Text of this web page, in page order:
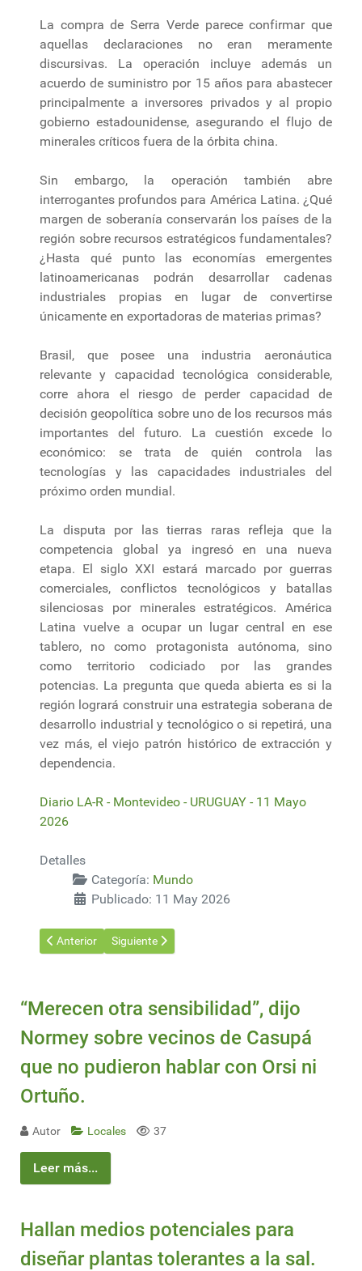
La compra de Serra Verde parece confirmar que
aquellas declaraciones no eran meramente
discursivas. La operación incluye además un
acuerdo de suministro por 15 años para abastecer
principalmente a inversores privados y al propio
gobierno estadounidense, asegurando el flujo de
minerales críticos fuera de la órbita china.
Sin embargo, la operación también abre
interrogantes profundos para América Latina. ¿Qué
margen de soberanía conservarán los países de la
región sobre recursos estratégicos fundamentales?
¿Hasta qué punto las economías emergentes
latinoamericanas podrán desarrollar cadenas
industriales propias en lugar de convertirse
únicamente en exportadoras de materias primas?
Brasil, que posee una industria aeronáutica
relevante y capacidad tecnológica considerable,
corre ahora el riesgo de perder capacidad de
decisión geopolítica sobre uno de los recursos más
importantes del futuro. La cuestión excede lo
económico: se trata de quién controla las
tecnologías y las capacidades industriales del
próximo orden mundial.
La disputa por las tierras raras refleja que la
competencia global ya ingresó en una nueva
etapa. El siglo XXI estará marcado por guerras
comerciales, conflictos tecnológicos y batallas
silenciosas por minerales estratégicos. América
Latina vuelve a ocupar un lugar central en ese
tablero, no como protagonista autónoma, sino
como territorio codiciado por las grandes
potencias. La pregunta que queda abierta es si la
región logrará construir una estrategia soberana de
desarrollo industrial y tecnológico o si repetirá, una
vez más, el viejo patrón histórico de extracción y
dependencia.
Diario LA-R - Montevideo - URUGUAY - 11 Mayo
2026
Detalles
Categoría: Mundo
Publicado: 11 May 2026
Artículo anterior: Tensión en Ormuz: La volatilidad del crudo
Anterior Artículo siguiente: Cuba sin energía ni
Siguiente
“Merecen otra sensibilidad”, dijo
Normey sobre vecinos de Casupá
que no pudieron hablar con Orsi ni
Ortuño.
Autor Locales 37
Leer más...
Hallan medios potenciales para
diseñar plantas tolerantes a la sal.